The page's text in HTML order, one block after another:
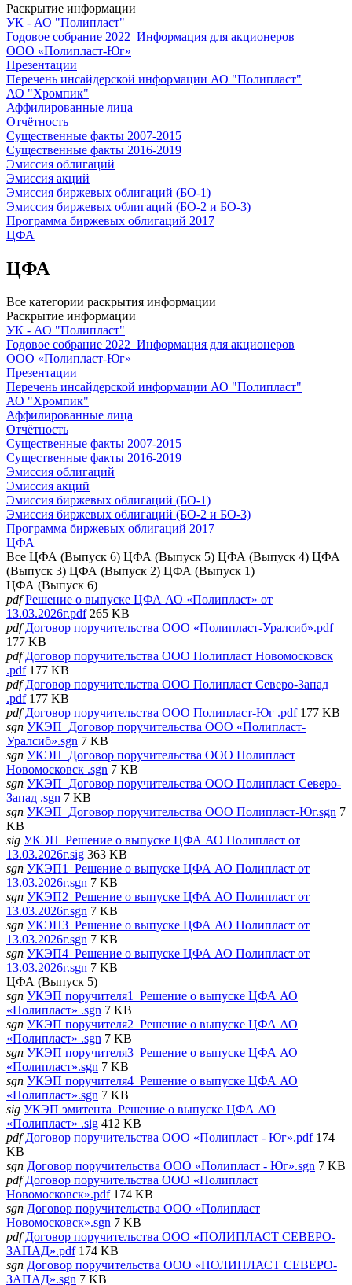
Раскрытие информации
УК - АО "Полипласт"
Годовое собрание 2022_Информация для акционеров
ООО «Полипласт-Юг»
Презентации
Перечень инсайдерской информации АО "Полипласт"
АО "Хромпик"
Аффилированные лица
Отчётность
Существенные факты 2007-2015
Существенные факты 2016-2019
Эмиссия облигаций
Эмиссия акций
Эмиссия биржевых облигаций (БО-1)
Эмиссия биржевых облигаций (БО-2 и БО-3)
Программа биржевых облигаций 2017
ЦФА
ЦФА
Все категории раскрытия информации
Раскрытие информации
УК - АО "Полипласт"
Годовое собрание 2022_Информация для акционеров
ООО «Полипласт-Юг»
Презентации
Перечень инсайдерской информации АО "Полипласт"
АО "Хромпик"
Аффилированные лица
Отчётность
Существенные факты 2007-2015
Существенные факты 2016-2019
Эмиссия облигаций
Эмиссия акций
Эмиссия биржевых облигаций (БО-1)
Эмиссия биржевых облигаций (БО-2 и БО-3)
Программа биржевых облигаций 2017
ЦФА
Все ЦФА (Выпуск 6) ЦФА (Выпуск 5) ЦФА (Выпуск 4) ЦФА
(Выпуск 3) ЦФА (Выпуск 2) ЦФА (Выпуск 1)
ЦФА (Выпуск 6)
pdf Решение о выпуске ЦФА АО «Полипласт» от
13.03.2026г.pdf 265 KB
pdf Договор поручительства ООО «Полипласт-Уралсиб».pdf
177 KB
pdf Договор поручительства ООО Полипласт Новомосковск
.pdf 177 KB
pdf Договор поручительства ООО Полипласт Северо-Запад
.pdf 177 KB
pdf Договор поручительства ООО Полипласт-Юг .pdf 177 KB
sgn УКЭП_Договор поручительства ООО «Полипласт-
Уралсиб».sgn 7 KB
sgn УКЭП_Договор поручительства ООО Полипласт
Новомосковск .sgn 7 KB
sgn УКЭП_Договор поручительства ООО Полипласт Северо-
Запад .sgn 7 KB
sgn УКЭП_Договор поручительства ООО Полипласт-Юг.sgn 7
KB
sig УКЭП_Решение о выпуске ЦФА АО Полипласт от
13.03.2026г.sig 363 KB
sgn УКЭП1_Решение о выпуске ЦФА АО Полипласт от
13.03.2026г.sgn 7 KB
sgn УКЭП2_Решение о выпуске ЦФА АО Полипласт от
13.03.2026г.sgn 7 KB
sgn УКЭП3_Решение о выпуске ЦФА АО Полипласт от
13.03.2026г.sgn 7 KB
sgn УКЭП4_Решение о выпуске ЦФА АО Полипласт от
13.03.2026г.sgn 7 KB
ЦФА (Выпуск 5)
sgn УКЭП поручителя1_Решение о выпуске ЦФА АО
«Полипласт» .sgn 7 KB
sgn УКЭП поручителя2_Решение о выпуске ЦФА АО
«Полипласт» .sgn 7 KB
sgn УКЭП поручителя3_Решение о выпуске ЦФА АО
«Полипласт».sgn 7 KB
sgn УКЭП поручителя4_Решение о выпуске ЦФА АО
«Полипласт».sgn 7 KB
sig УКЭП эмитента_Решение о выпуске ЦФА АО
«Полипласт» .sig 412 KB
pdf Договор поручительства ООО «Полипласт - Юг».pdf 174
KB
sgn Договор поручительства ООО «Полипласт - Юг».sgn 7 KB
pdf Договор поручительства ООО «Полипласт
Новомосковск».pdf 174 KB
sgn Договор поручительства ООО «Полипласт
Новомосковск».sgn 7 KB
pdf Договор поручительства ООО «ПОЛИПЛАСТ СЕВЕРО-
ЗАПАД».pdf 174 KB
sgn Договор поручительства ООО «ПОЛИПЛАСТ СЕВЕРО-
ЗАПАД».sgn 7 KB